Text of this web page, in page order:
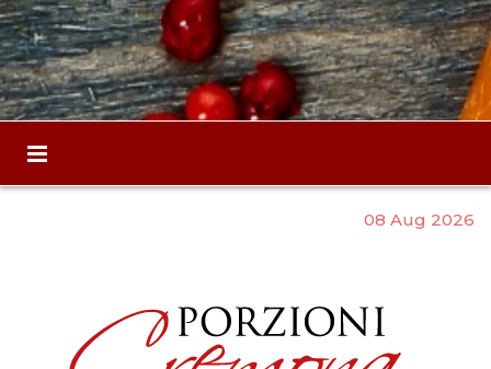
08 Aug 2026